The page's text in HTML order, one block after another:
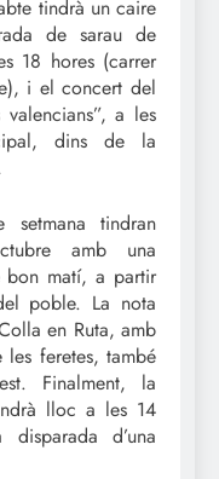
tindrà un caire
de sarau de
18 hores (carrer
i el concert del
a les
dins de la
tindran
amb una
bon matí, a partir
poble. La nota
en Ruta, amb
feretes, també
Finalment, la
lloc a les 14
d’una